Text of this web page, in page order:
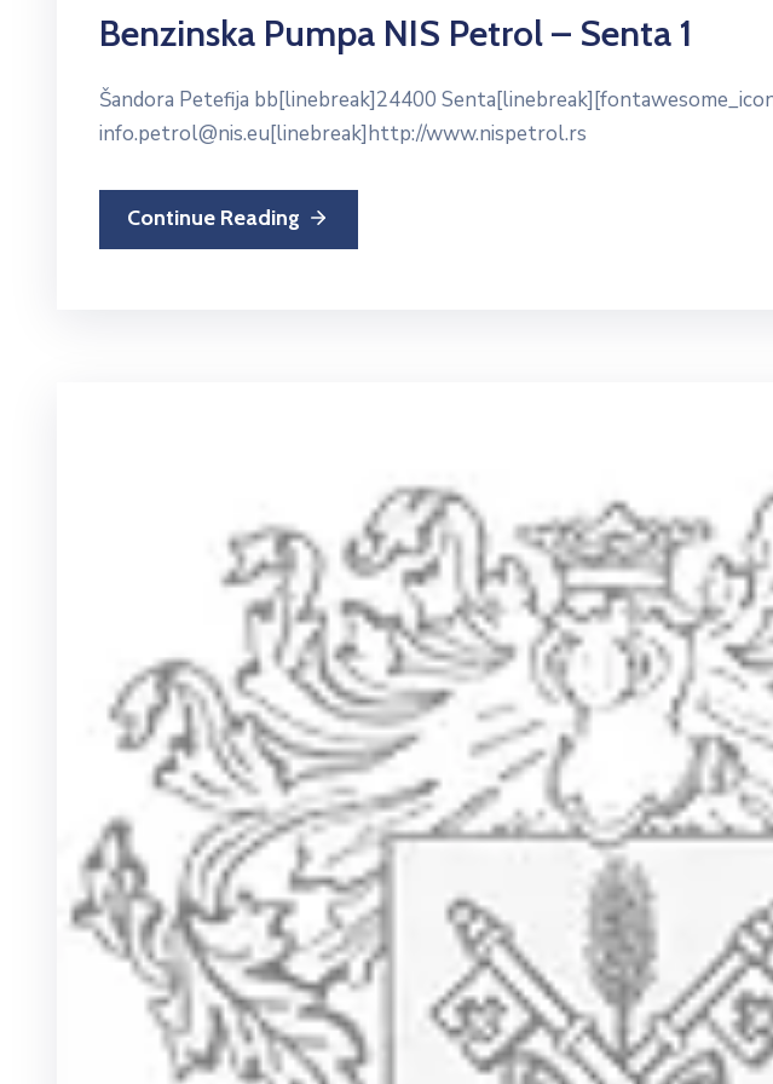
Benzinska Pumpa NIS Petrol – Senta 1
Šandora Petefija bb[linebreak]24400
info.petrol@nis.eu[linebreak]http://www.nispetrol.rs
Continue Reading